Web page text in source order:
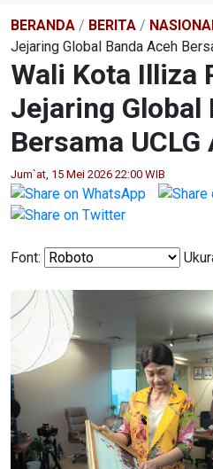
BERANDA / BERITA /
Jejaring Global Banda Aceh
Wali Kota Illiza
Jejaring Global
Bersama UCLG
Jum`at, 15 Mei 2026 22:00 WIB
Font: